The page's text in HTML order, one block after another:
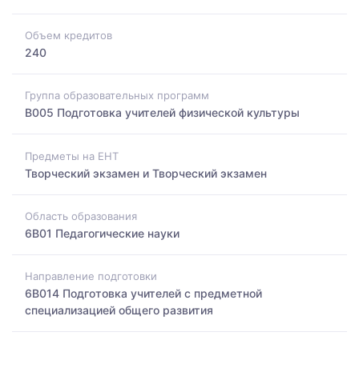
Объем кредитов
240
Группа образовательных программ
B005 Подготовка учителей физической культуры
Предметы на ЕНТ
Творческий экзамен и Творческий экзамен
Область образования
6B01 Педагогические науки
Направление подготовки
6B014 Подготовка учителей с предметной
специализацией общего развития